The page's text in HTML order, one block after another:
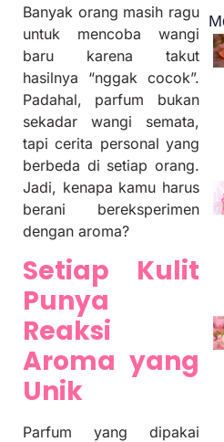
Banyak orang masih ragu
untuk mencoba wangi
baru karena takut
hasilnya “nggak cocok”.
Padahal, parfum bukan
sekadar wangi semata,
tapi cerita personal yang
berbeda di setiap orang.
Jadi, kenapa kamu harus
berani bereksperimen
dengan aroma?
Setiap Kulit
Punya
Reaksi
Aroma yang
Unik
Parfum yang dipakai